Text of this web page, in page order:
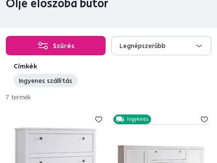
Olje előszoba bútor
Szűrés Legnépszerűbb
Címkék
Ingyenes szállítás
7 termék
Ingyenes